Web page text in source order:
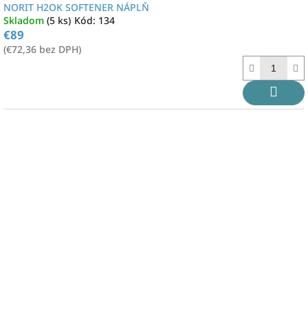
NORIT H2OK SOFTENER NÁPLŇ
Skladom (5 ks) Kód: 134
€89
(€72,36 bez DPH)